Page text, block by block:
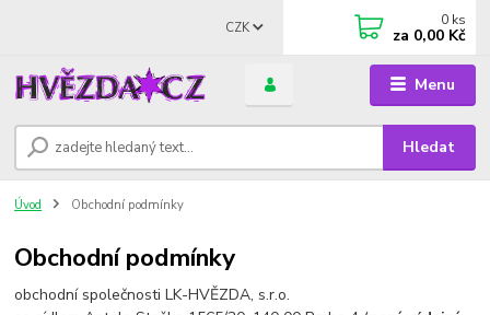
Menu
CZK
Hledat
0 ks
za 0,00 Kč
Úvod Obchodní podmínky
Obchodní podmínky
obchodní společnosti LK-HVĚZDA, s.r.o.